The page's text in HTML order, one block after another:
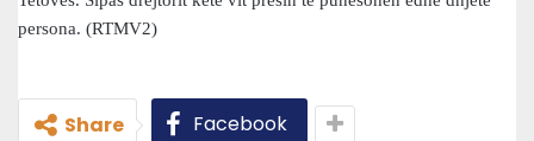
persona. (RTMV2)
Share Facebook